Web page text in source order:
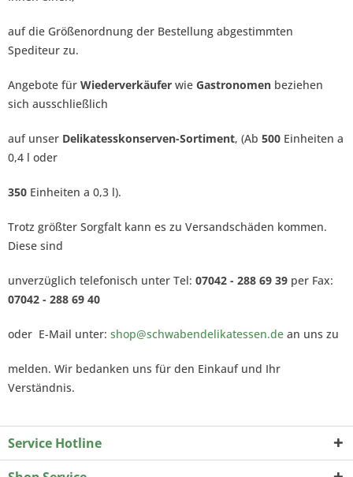
auf die Größenordnung der Bestellung abgestimmten
Spediteur zu.
Angebote für Wiederverkäufer wie Gastronomen beziehen
sich ausschließlich
auf unser Delikatesskonserven-Sortiment, (Ab 500 Einheiten a
0,4 l oder
350 Einheiten a 0,3 l).
Trotz größter Sorgfalt kann es zu Versandschäden kommen.
Diese sind
unverzüglich telefonisch unter Tel: 07042 - 288 69 39 per Fax:
07042 - 288 69 40
oder E-Mail unter: shop@schwabendelikatessen.de an uns zu
melden. Wir bedanken uns für den Einkauf und Ihr
Verständnis.
Service Hotline